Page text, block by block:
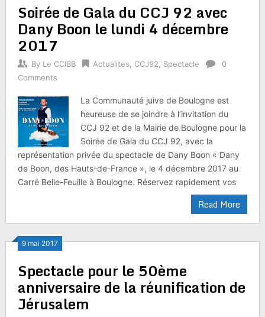
Soirée de Gala du CCJ 92 avec
Dany Boon le lundi 4 décembre
2017
By Le CCIBB Actualites CCJ92 Spectacle
0
Comments
La Communauté juive de Boulogne est
heureuse de se joindre à l’invitation du
CCJ 92 et de la Mairie de Boulogne pour la
Soirée de Gala du CCJ 92, avec la
représentation privée du spectacle de Dany Boon « Dany
de Boon, des Hauts-de-France », le 4 décembre 2017 au
Carré Belle-Feuille à Boulogne. Réservez rapidement vos
Read More
9 mai 2017
Spectacle pour le 50ème
anniversaire de la réunification de
Jérusalem